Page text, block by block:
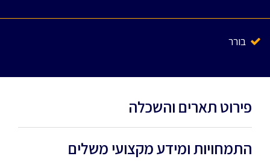
בורר
פירוט תארים והשכלה
התמחויות ומידע מקצועי משלים